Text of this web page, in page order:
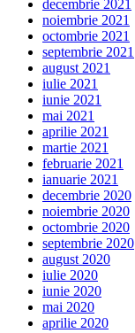
decembrie 2021
noiembrie 2021
octombrie 2021
septembrie 2021
august 2021
iulie 2021
iunie 2021
mai 2021
aprilie 2021
martie 2021
februarie 2021
ianuarie 2021
decembrie 2020
noiembrie 2020
octombrie 2020
septembrie 2020
august 2020
iulie 2020
iunie 2020
mai 2020
aprilie 2020